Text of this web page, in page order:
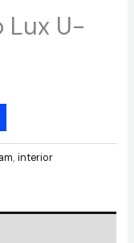
Lux U-
, interior